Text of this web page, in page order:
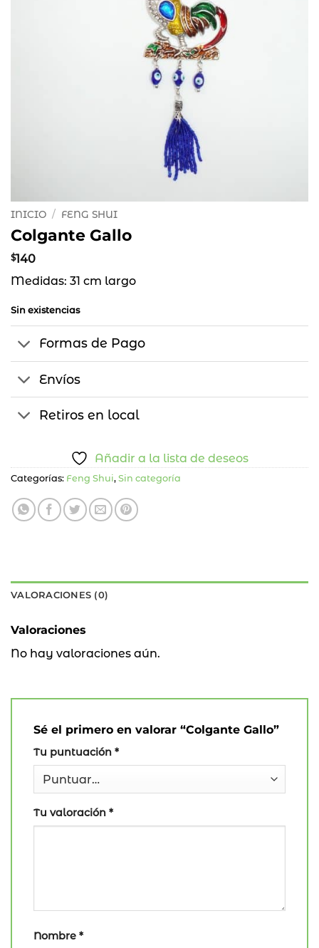
INICIO / FENG SHUI
Colgante Gallo
$140
Medidas: 31 cm largo
Sin existencias
Formas de Pago
Envíos
Retiros en local
Añadir a la lista de deseos
Categorías: Feng Shui, Sin categoría
VALORACIONES (0)
Valoraciones
No hay valoraciones aún.
Sé el primero en valorar “Colgante Gallo”
Tu puntuación *
Tu valoración *
Nombre *